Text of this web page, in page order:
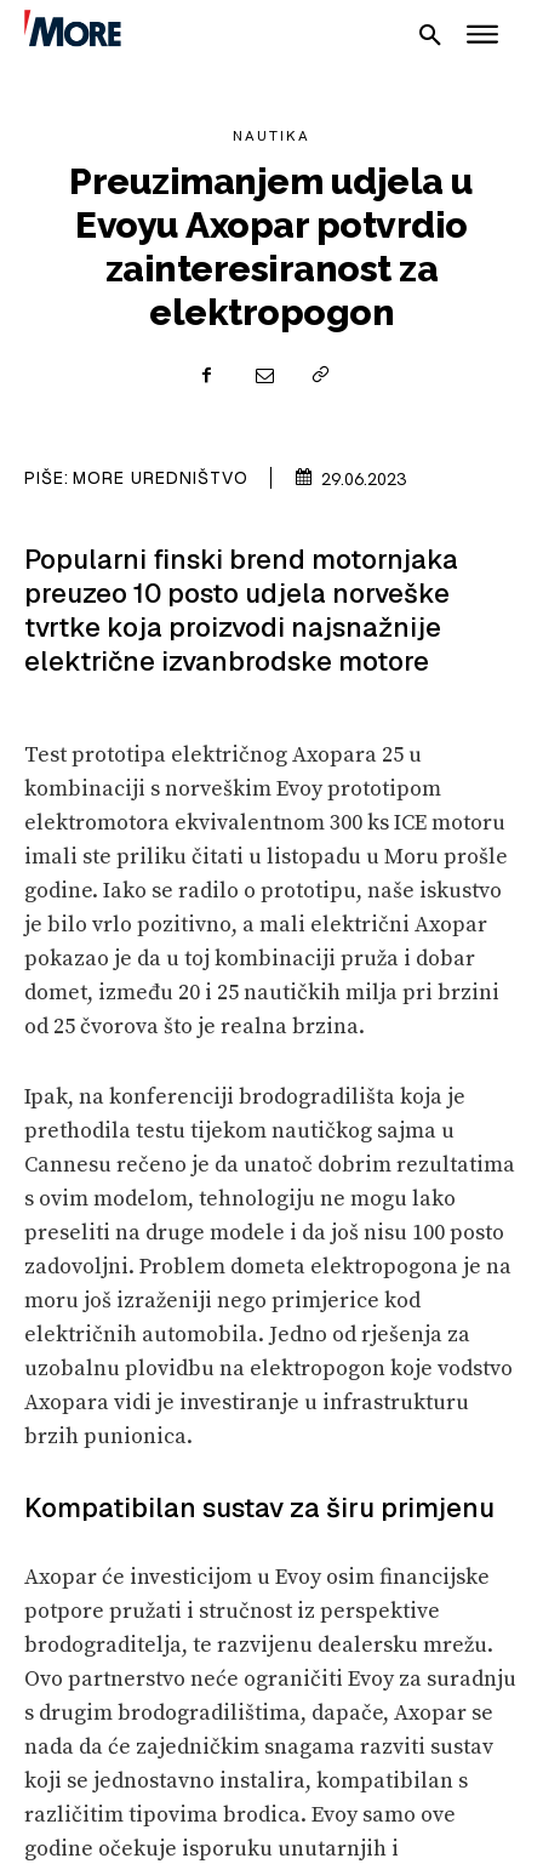
NAUTIKA
SPIZA
VELIKE PRIČE
PRETPLATA
SHOP
NAUTIKA
Preuzimanjem udjela u
Evoyu Axopar potvrdio
zainteresiranost za
elektropogon
PIŠE: MORE UREDNIŠTVO 29.06.2023
Popularni finski brend motornjaka
preuzeo 10 posto udjela norveške
tvrtke koja proizvodi najsnažnije
električne izvanbrodske motore
Test prototipa električnog Axopara 25 u
kombinaciji s norveškim Evoy prototipom
elektromotora ekvivalentnom 300 ks ICE motoru
imali ste priliku čitati u listopadu u Moru prošle
godine. Iako se radilo o prototipu, naše iskustvo
je bilo vrlo pozitivno, a mali električni Axopar
pokazao je da u toj kombinaciji pruža i dobar
domet, između 20 i 25 nautičkih milja pri brzini
od 25 čvorova što je realna brzina.
Ipak, na konferenciji brodogradilišta koja je
prethodila testu tijekom nautičkog sajma u
Cannesu rečeno je da unatoč dobrim rezultatima
s ovim modelom, tehnologiju ne mogu lako
preseliti na druge modele i da još nisu 100 posto
zadovoljni. Problem dometa elektropogona je na
moru još izraženiji nego primjerice kod
električnih automobila. Jedno od rješenja za
uzobalnu plovidbu na elektropogon koje vodstvo
Axopara vidi je investiranje u infrastrukturu
brzih punionica.
Kompatibilan sustav za širu primjenu
Axopar će investicijom u Evoy osim financijske
potpore pružati i stručnost iz perspektive
brodograditelja, te razvijenu dealersku mrežu.
Ovo partnerstvo neće ograničiti Evoy za suradnju
s drugim brodogradilištima, dapače, Axopar se
nada da će zajedničkim snagama razviti sustav
koji se jednostavno instalira, kompatibilan s
različitim tipovima brodica. Evoy samo ove
godine očekuje isporuku unutarnjih i